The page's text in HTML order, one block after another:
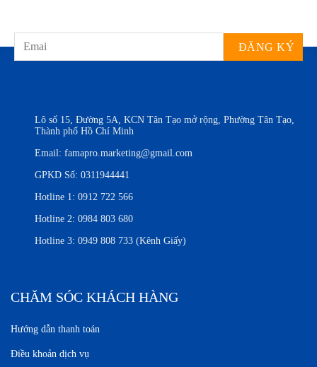
Lô số 15, Đường 5A, KCN Tân Tạo mở rộng, Phường Tân Tạo,
Thành phố Hồ Chí Minh
Email: famapro.marketing@gmail.com
GPKD Số: 0311944441
Hotline 1: 0912 722 566
Hotline 2: 0984 803 680
Hotline 3: 0949 808 733 (Kênh Giấy)
CHĂM SÓC KHÁCH HÀNG
Hướng dẫn thanh toán
Điều khoản dịch vụ